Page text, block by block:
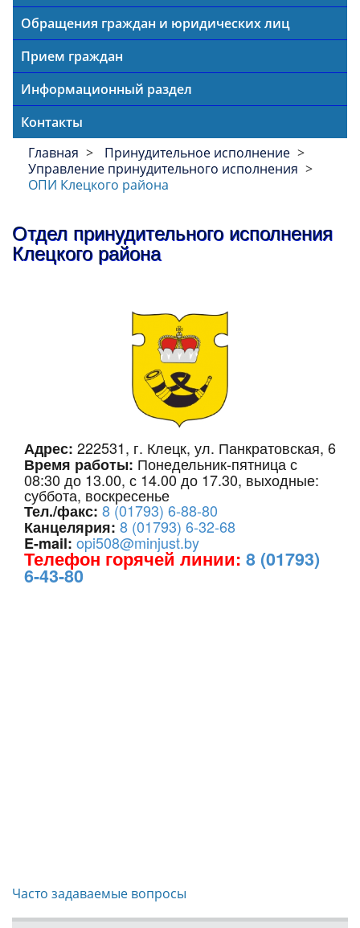
Обращения граждан и юридических лиц
Прием граждан
Информационный раздел
Контакты
Главная
Принудительное исполнение
Управление принудительного исполнения
ОПИ Клецкого района
Отдел принудительного исполнения
Клецкого района
Адрес: 222531, г. Клецк, ул. Панкратовская, 6
Время работы: Понедельник-пятница с
08:30 до 13.00, с 14.00 до 17.30, выходные:
суббота, воскресенье
Тел./факс: 8 (01793) 6-88-80
Канцелярия:8 (01793) 6-32-68
E-mail: opi508@minjust.by
Телефон горячей линии: 8 (01793)
6-43-80
Часто задаваемые вопросы